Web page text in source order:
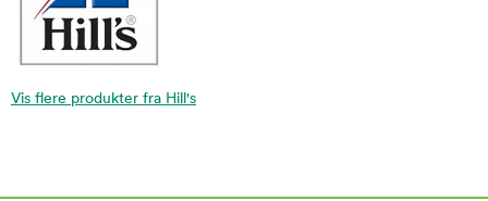
Vis flere produkter fra Hill's